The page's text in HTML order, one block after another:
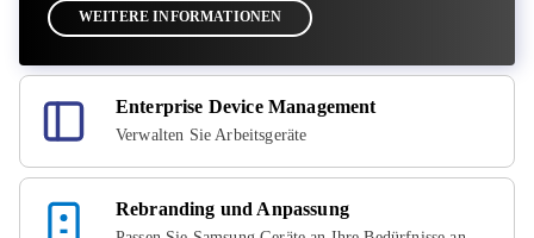
WEITERE INFORMATIONEN
Enterprise Device Management
Verwalten Sie Arbeitsgeräte
Rebranding und Anpassung